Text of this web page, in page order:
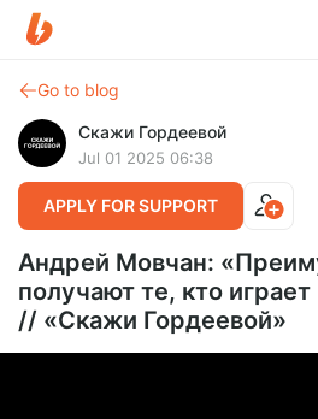
Go to blog
Скажи Гордеевой
Jul 01 2025 06:38
APPLY FOR SUPPORT
Андрей Мовчан:
получают те, кто
// «Скажи Гордеевой»